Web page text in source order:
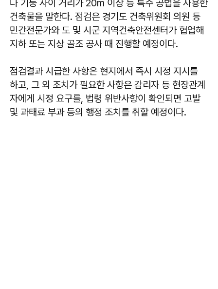
나 기둥 사이 거리가 20m 이상 등 특수 공법을 사용한
건축물을 말한다. 점검은 경기도 건축위원회 의원 등
민간전문가와 도 및 시군 지역건축안전센터가 협업해
지하 또는 지상 골조 공사 때 진행할 예정이다.
점검결과 시급한 사항은 현지에서 즉시 시정 지시를
하고, 그 외 조치가 필요한 사항은 감리자 등 현장관계
자에게 시정 요구를, 법령 위반사항이 확인되면 고발
및 과태료 부과 등의 행정 조치를 취할 예정이다.